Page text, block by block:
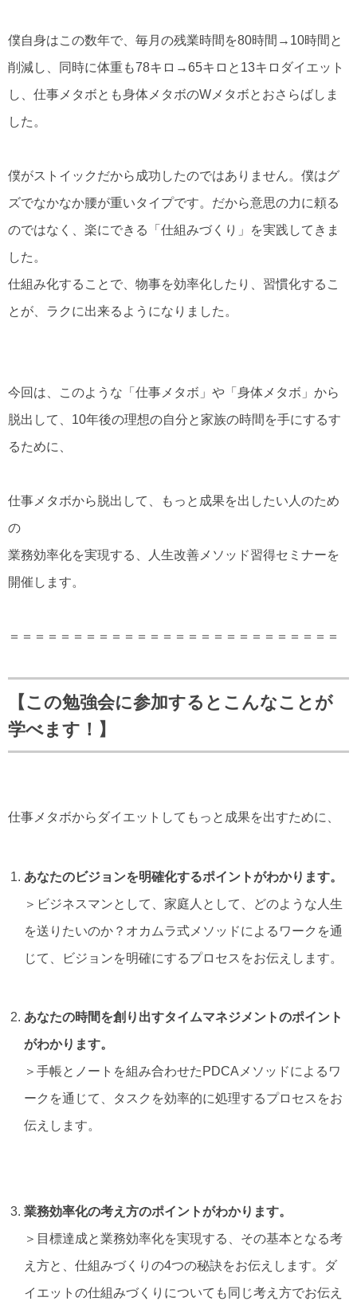
僕自身はこの数年で、毎月の残業時間を80時間→10時間と
削減し、同時に体重も78キロ→65キロと13キロダイエット
し、仕事メタボとも身体メタボのWメタボとおさらばしま
した。
僕がストイックだから成功したのではありません。僕はグ
ズでなかなか腰が重いタイプです。だから意思の力に頼る
のではなく、楽にできる「仕組みづくり」を実践してきま
した。
仕組み化することで、物事を効率化したり、習慣化するこ
とが、ラクに出来るようになりました。
今回は、このような「仕事メタボ」や「身体メタボ」から
脱出して、10年後の理想の自分と家族の時間を手にするす
るために、
仕事メタボから脱出して、もっと成果を出したい人のため
の
業務効率化を実現する、人生改善メソッド習得セミナーを
開催します。
＝＝＝＝＝＝＝＝＝＝＝＝＝＝＝＝＝＝＝＝＝＝＝＝＝＝
【この勉強会に参加するとこんなことが
学べます！】
仕事メタボからダイエットしてもっと成果を出すために、
あなたのビジョンを明確化するポイントがわかります。
＞ビジネスマンとして、家庭人として、どのような人生
を送りたいのか？オカムラ式メソッドによるワークを通
じて、ビジョンを明確にするプロセスをお伝えします。
あなたの時間を創り出すタイムマネジメントのポイント
がわかります。
＞手帳とノートを組み合わせたPDCAメソッドによるワ
ークを通じて、タスクを効率的に処理するプロセスをお
伝えします。
業務効率化の考え方のポイントがわかります。
＞目標達成と業務効率化を実現する、その基本となる考
え方と、仕組みづくりの4つの秘訣をお伝えします。ダ
イエットの仕組みづくりについても同じ考え方でお伝え